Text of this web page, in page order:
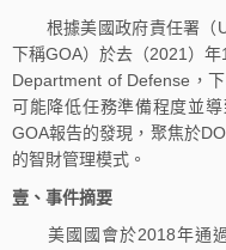
根據美國政府責任署（
下稱GOA）於去（2021）
Department of Defense，
可能降低任務準備程度並
GOA報告的發現，聚焦於
的智財管理模式。
壹、事件摘要
美國國會於2018年通過